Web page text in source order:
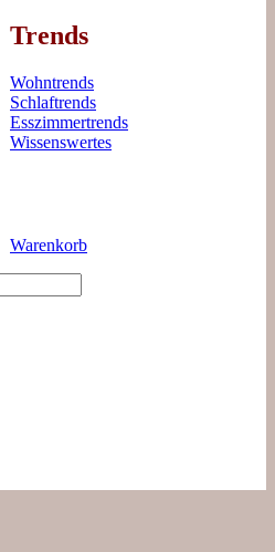
Trends
Wohntrends
Schlaftrends
Esszimmertrends
Wissenswertes
Warenkorb